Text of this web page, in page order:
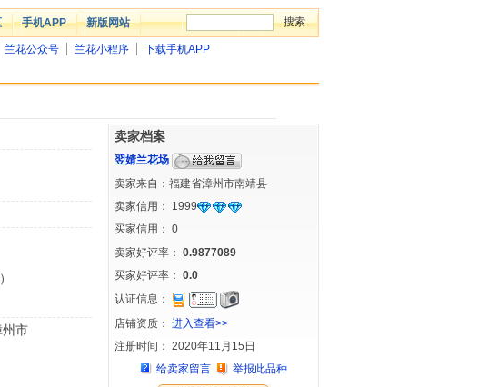
手机APP 新版网站
兰花公众号 兰花小程序
下载手机APP
州市
卖家档案
翌婧兰花场
卖家来自：福建省漳州市南靖县
卖家信用： 1999
买家信用： 0
卖家好评率： 0.9877089
买家好评率： 0.0
认证信息：
店铺资质： 进入查看>>
注册时间： 2020年11月15日
给卖家留言
举报此品种